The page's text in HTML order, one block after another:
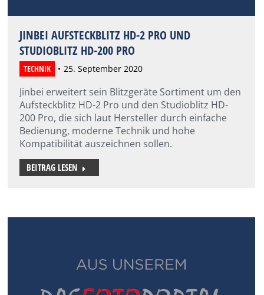
JINBEI AUFSTECKBLITZ HD-2 PRO UND
STUDIOBLITZ HD-200 PRO
TECHNIK 25. September 2020
Jinbei erweitert sein Blitzgeräte Sortiment um den
Aufsteckblitz HD-2 Pro und den Studioblitz HD-
200 Pro, die sich laut Hersteller durch einfache
Bedienung, moderne Technik und hohe
Kompatibilität auszeichnen sollen.
BEITRAG LESEN